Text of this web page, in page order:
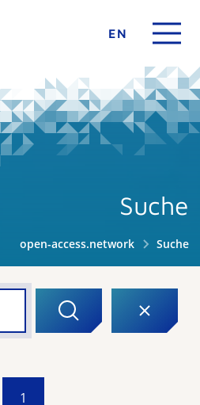
EN
Suche
open-access.network Suche
1